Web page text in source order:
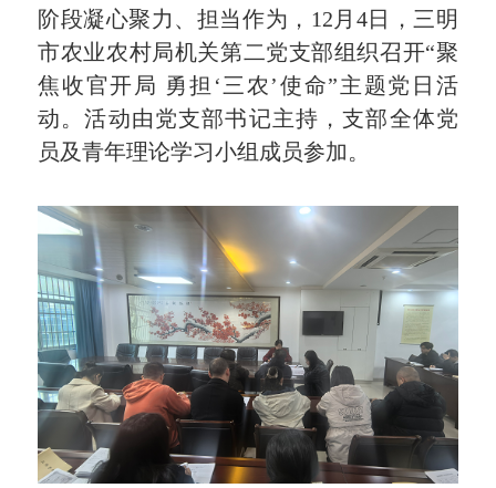
阶段凝心聚力、担当作为，12月4日，三明
市农业农村局机关第二党支部组织召开“聚
焦收官开局 勇担‘三农’使命”主题党日活
动。活动由党支部书记主持，支部全体党
员及青年理论学习小组成员参加。